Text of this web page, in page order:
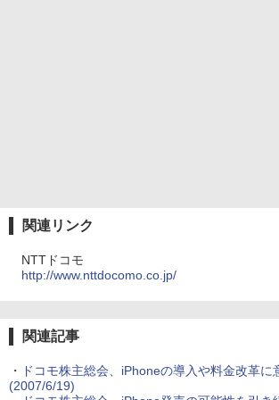
関連リンク
NTTドコモ
http://www.nttdocomo.co.jp/
関連記事
・
ドコモ株主総会、iPhoneの導入や料金改革に
(2007/6/19)